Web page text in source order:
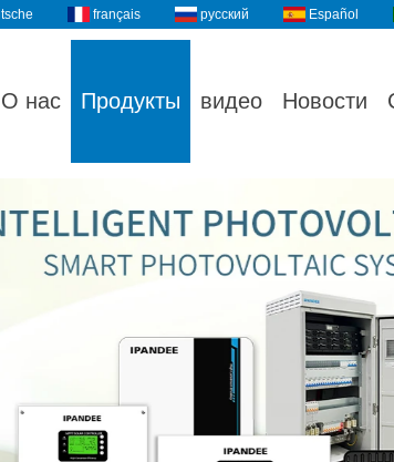
français русский Español
О нас Продукты видео Новости